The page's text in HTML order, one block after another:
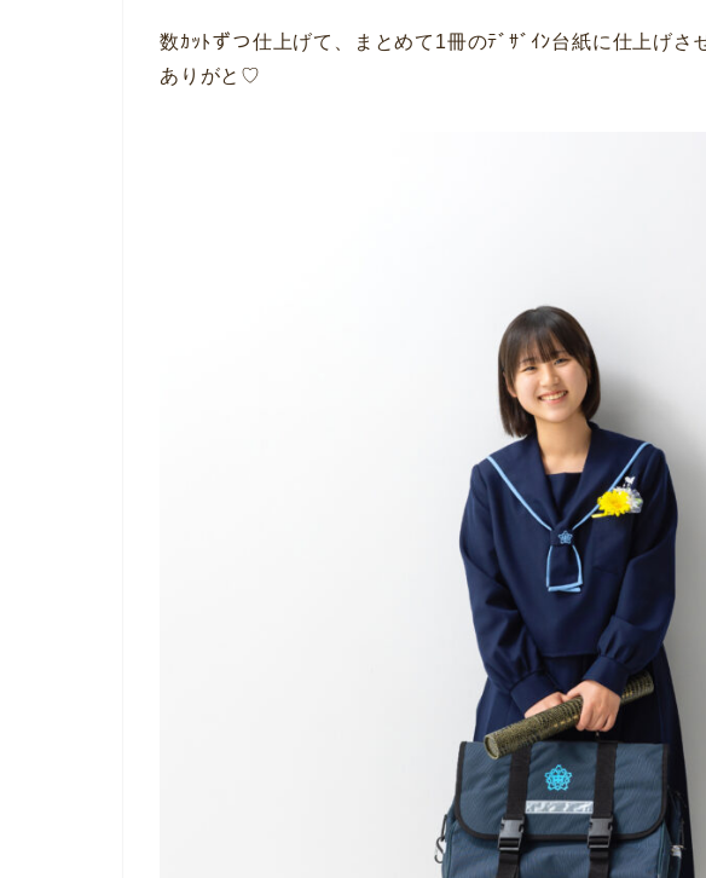
数ｶｯﾄずつ仕上げて、まとめて1冊のﾃﾞｻﾞｲﾝ台紙に仕上げさ
ありがと♡